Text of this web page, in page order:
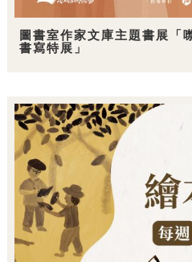
圖書室作家文庫主題書展「
書寫特展」